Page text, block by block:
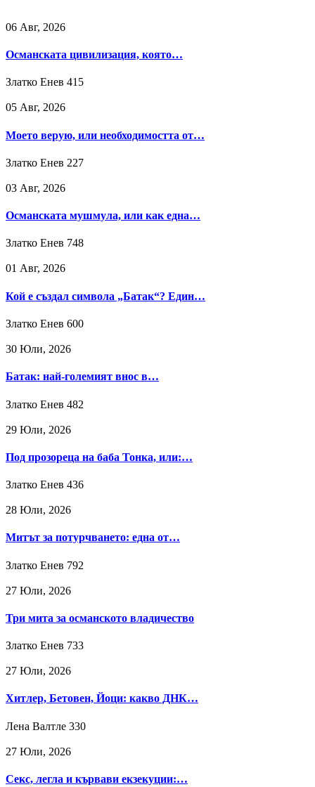
06 Авг, 2026
Османската цивилизация, която…
Златко Енев 415
05 Авг, 2026
Моето верую, или необходимостта от…
Златко Енев 227
03 Авг, 2026
Османската мушмула, или как една…
Златко Енев 748
01 Авг, 2026
Кой е създал символа „Батак“? Един…
Златко Енев 600
30 Юли, 2026
Батак: най-големият внос в…
Златко Енев 482
29 Юли, 2026
Под прозореца на баба Тонка, или:…
Златко Енев 436
28 Юли, 2026
Митът за потурчването: една от…
Златко Енев 792
27 Юли, 2026
Три мита за османското владичество
Златко Енев 733
27 Юли, 2026
Хитлер, Бетовен, Йоци: какво ДНК…
Лена Валтле 330
27 Юли, 2026
Секс, легла и кървави екзекуции:…